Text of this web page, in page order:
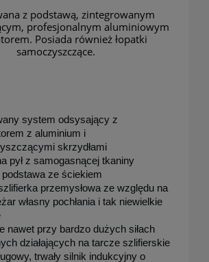
z podstawą, zintegrowanym
profesjonalnym aluminiowym
Posiada również łopatki
samoczyszczące.
system odsysający z
z aluminium i
skrzydłami
pył z samogasnącej tkaniny
podstawa ze ściekiem
przemysłowa ze względu na
własny pochłania i tak niewielkie
nawet przy bardzo dużych siłach
działających na tarcze szlifierskie
trwały silnik indukcyjny o